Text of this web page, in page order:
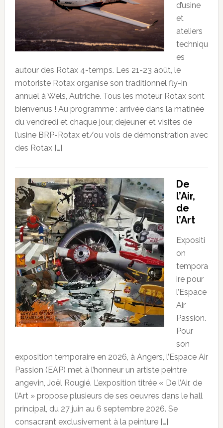
d’usine
et
ateliers
techniqu
es
autour des Rotax 4-temps. Les 21-23 août, le
motoriste Rotax organise son traditionnel fly-in
annuel à Wels, Autriche. Tous les moteur Rotax sont
bienvenus ! Au programme : arrivée dans la matinée
du vendredi et chaque jour, dejeuner et visites de
l’usine BRP-Rotax et/ou vols de démonstration avec
des Rotax […]
De
l’Air,
de
l’Art
Expositi
on
tempora
ire pour
l’Espace
Air
Passion.
Pour
son
exposition temporaire en 2026, à Angers, l’Espace Air
Passion (EAP) met à l’honneur un artiste peintre
angevin, Joël Rougié. L’exposition titrée « De l’Air, de
l’Art » propose plusieurs de ses oeuvres dans le hall
principal, du 27 juin au 6 septembre 2026. Se
consacrant exclusivement à la peinture […]